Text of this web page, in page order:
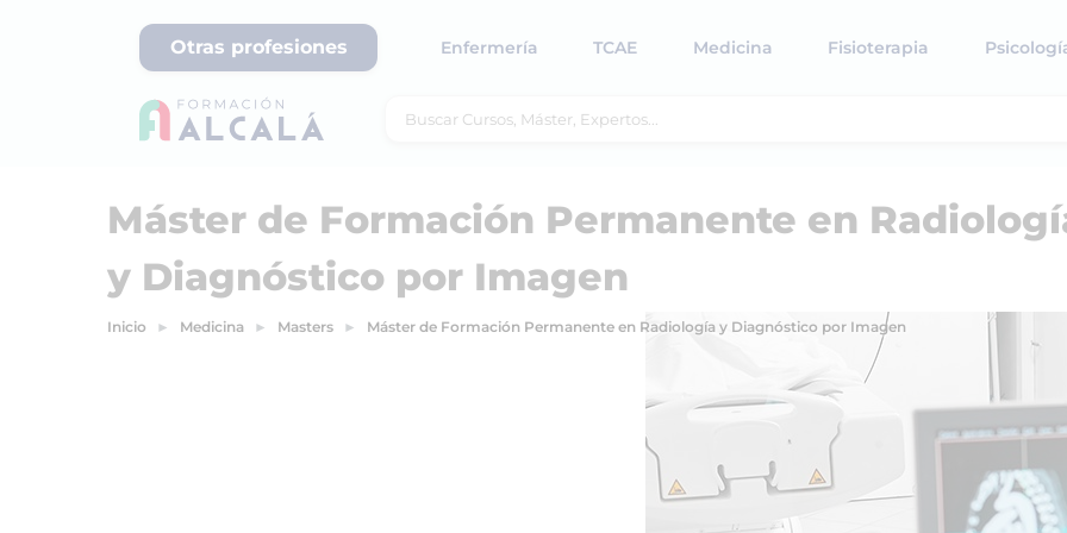
Otras profesiones Enfermería TCAE Medicina Fisioterapia
Máster de Formación Permanente en
y Diagnóstico por Imagen
Inicio Medicina Masters Máster de Formación Permanente en Radiología y Diagnóstico por Imagen